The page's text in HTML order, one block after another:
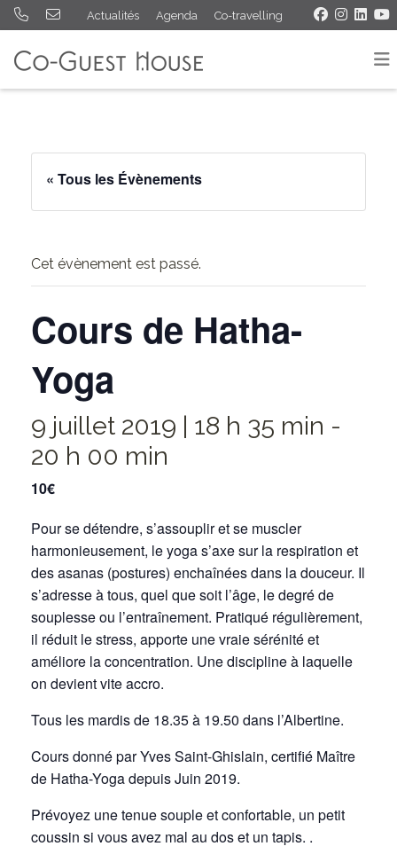
Actualités Agenda Co-travelling
« Tous les Évènements
Cet évènement est passé.
Cours de Hatha-
Yoga
9 juillet 2019 | 18 h 35 min -
20 h 00 min
10€
Pour se détendre, s’assouplir et se muscler
harmonieusement, le yoga s’axe sur la respiration et
des asanas (postures) enchaînées dans la douceur. Il
s’adresse à tous, quel que soit l’âge, le degré de
souplesse ou l’entraînement. Pratiqué régulièrement,
il réduit le stress, apporte une vraie sérénité et
améliore la concentration. Une discipline à laquelle
on devient vite accro.
Tous les mardis de 18.35 à 19.50 dans l’Albertine.
Cours donné par Yves Saint-Ghislain, certifié Maître
de Hatha-Yoga depuis Juin 2019.
Prévoyez une tenue souple et confortable, un petit
coussin si vous avez mal au dos et un tapis. .